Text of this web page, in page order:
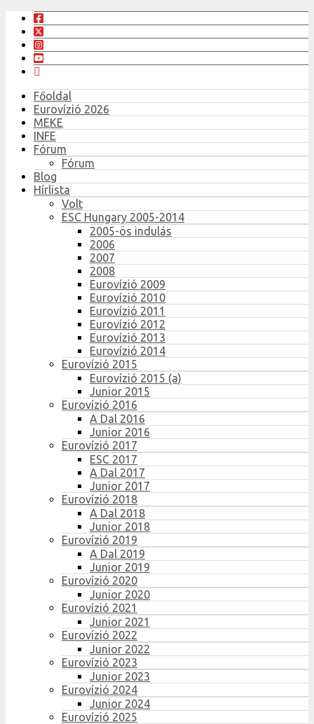
Főoldal
Eurovízió 2026
MEKE
INFE
Fórum
Fórum
Blog
Hírlista
Volt
ESC Hungary 2005-2014
2005-ös indulás
2006
2007
2008
Eurovízió 2009
Eurovízió 2010
Eurovízió 2011
Eurovízió 2012
Eurovízió 2013
Eurovízió 2014
Eurovízió 2015
Eurovízió 2015 (a)
Junior 2015
Eurovízió 2016
A Dal 2016
Junior 2016
Eurovízió 2017
ESC 2017
A Dal 2017
Junior 2017
Eurovízió 2018
A Dal 2018
Junior 2018
Eurovízió 2019
A Dal 2019
Junior 2019
Eurovízió 2020
Junior 2020
Eurovízió 2021
Junior 2021
Eurovízió 2022
Junior 2022
Eurovízió 2023
Junior 2023
Eurovízió 2024
Junior 2024
Eurovízió 2025